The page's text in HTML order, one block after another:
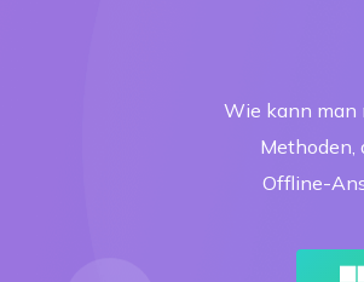
Wie kann man
Methoden,
Offline-